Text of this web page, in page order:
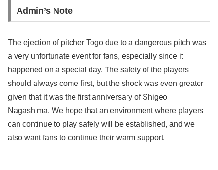
Admin’s Note
The ejection of pitcher Togō due to a dangerous pitch was
a very unfortunate event for fans, especially since it
happened on a special day. The safety of the players
should always come first, but the shock was even greater
given that it was the first anniversary of Shigeo
Nagashima. We hope that an environment where players
can continue to play safely will be established, and we
also want fans to continue their warm support.